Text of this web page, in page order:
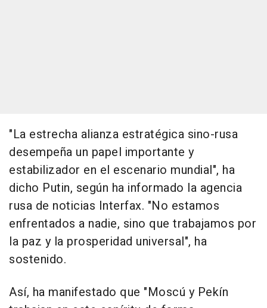
"La estrecha alianza estratégica sino-rusa
desempeña un papel importante y
estabilizador en el escenario mundial", ha
dicho Putin, según ha informado la agencia
rusa de noticias Interfax. "No estamos
enfrentados a nadie, sino que trabajamos por
la paz y la prosperidad universal", ha
sostenido.
Así, ha manifestado que "Moscú y Pekín